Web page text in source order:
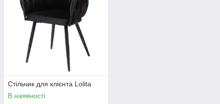
Стільчик для клієнта Lolita
В наявності